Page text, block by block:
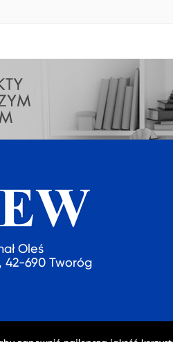
Oleś
42-690 Tworóg